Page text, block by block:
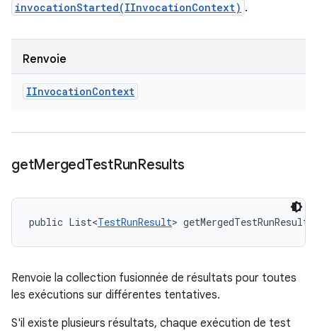
invocationStarted(IInvocationContext) .
Renvoie
IInvocationContext
getMergedTestRunResults
public List<TestRunResult>
Renvoie la collection fusionnée de résultats pour toutes
les exécutions sur différentes tentatives.
S'il existe plusieurs résultats, chaque exécution de test